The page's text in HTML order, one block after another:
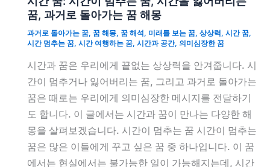
꿈, 과거로 돌아가는 꿈 해몽
과거로 돌아가는 꿈, 꿈 해몽, 꿈 해석 , 미래를 보는 꿈, 상상력 , 시간 꿈,
시간 멈추는 꿈, 시간 여행하는 꿈, 시간과 공간, 의미심장한 꿈
시간과 꿈은 우리에게 끝없는 상상력을 안겨줍니다. 시
간이 멈추거나 잃어버리는 꿈, 그리고 과거로 돌아가는
꿈은 때로는 우리에게 의미심장한 메시지를 전달하기
도 합니다. 이 글에서는 시간과 꿈이 만나는 다양한 해
몽을 살펴보겠습니다. 시간이 멈추는 꿈 시간이 멈추는
꿈은 많은 이들에게 꾸고 싶은 꿈 중 하나입니다. 이 꿈
에서는 현실에서는 불가능한 일이 가능해지는데, 시간